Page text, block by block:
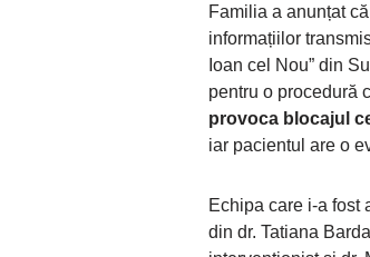
Familia a anunțat
informațiilor
Ioan cel Nou” din
pentru o procedură
provoca blocajul
iar pacientul are o
Echipa care i-a fost
din dr. Tatiana